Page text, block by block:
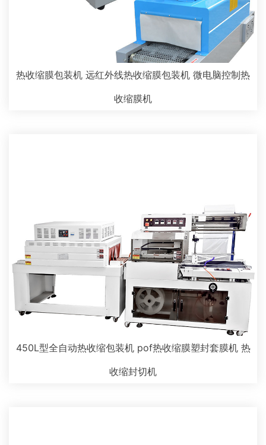
热收缩膜包装机 远红外线热收缩膜包装机 微电脑控制热
收缩膜机
450L型全自动热收缩包装机 pof热收缩膜塑封套膜机 热
收缩封切机